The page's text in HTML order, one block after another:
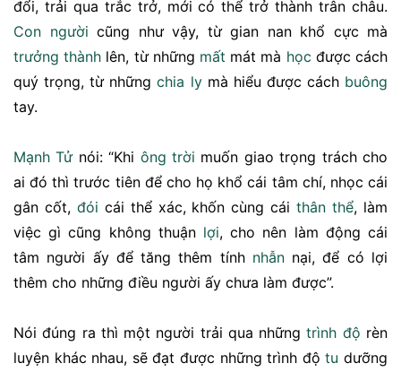
đổi, trải qua trắc trở, mới có thể trở thành trân châu.
Con người cũng như vậy, từ gian nan khổ cực mà
trưởng thành lên, từ những mất mát mà học được cách
quý trọng, từ nhữngchia lymà hiểu được cách buông
tay.
Mạnh Tửnói: “Khi ông trời muốn giao trọng trách cho
ai đó thì trước tiên để cho họ khổ cái tâm chí, nhọc cái
gân cốt, đói cái thể xác, khốn cùng cáithân thể, làm
việc gì cũng không thuận lợi, cho nên làm động cái
tâm người ấy để tăng thêm tính nhẫnnại, để có lợi
thêm cho những điều người ấy chưa làm được”.
Nói đúng ra thì một người trải qua nhữngtrình độ rèn
luyện khác nhau, sẽ đạt được những trình độtu dưỡng